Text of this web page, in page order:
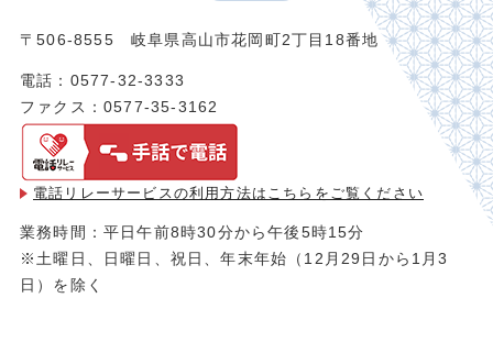
〒506-8555 岐阜県高山市花岡町2丁目18番地
電話：0577-32-3333
ファクス：0577-35-3162
電話リレーサービスの利用方法は こちらをご覧ください
業務時間：平日午前8時30分から午後5時15分
※土曜日、日曜日、祝日、年末年始（12月29日から1月3
日）を除く